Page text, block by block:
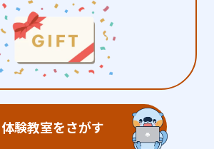
体験教室をさがす